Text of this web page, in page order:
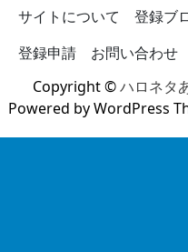
サイトについて 登録ブ
登録申請
お問い合わせ
Copyright ©ハロネタ
Powered by WordPress